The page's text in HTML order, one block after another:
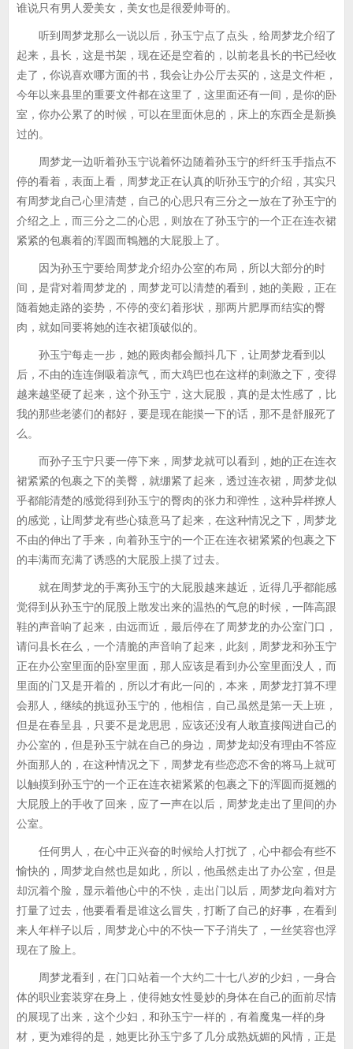
谁说只有男人爱美女，美女也是很爱帅哥的。
听到周梦龙那么一说以后，孙玉宁点了点头，给周梦龙介绍了
起来，县长，这是书架，现在还是空着的，以前老县长的书已经收
走了，你说喜欢哪方面的书，我会让办公厅去买的，这是文件柜，
今年以来县里的重要文件都在这里了，这里面还有一间，是你的卧
室，你办公累了的时候，可以在里面休息的，床上的东西全是新换
过的。
周梦龙一边听着孙玉宁说着怀边随着孙玉宁的纤纤玉手指点不
停的看着，表面上看，周梦龙正在认真的听孙玉宁的介绍，其实只
有周梦龙自己心里清楚，自己的心思只有三分之一放在了孙玉宁的
介绍之上，而三分之二的心思，则放在了孙玉宁的一个正在连衣裙
紧紧的包裹着的浑圆而鵯翘的大屁股上了。
因为孙玉宁要给周梦龙介绍办公室的布局，所以大部分的时
间，是背对着周梦龙的，周梦龙可以清楚的看到，她的美殿，正在
随着她走路的姿势，不停的变幻着形状，那两片肥厚而结实的臀
肉，就如同要将她的连衣裙顶破似的。
孙玉宁每走一步，她的殿肉都会颤抖几下，让周梦龙看到以
后，不由的连连倒吸着凉气，而大鸡巴也在这样的刺激之下，变得
越来越坚硬了起来，这个孙玉宁，这大屁股，真的是太性感了，比
我的那些老婆们的都好，要是现在能摸一下的话，那不是舒服死了
么。
而孙子玉宁只要一停下来，周梦龙就可以看到，她的正在连衣
裙紧紧的包裹之下的美臀，就绷紧了起来，透过连衣裙，周梦龙似
乎都能清楚的感觉得到孙玉宁的臀肉的张力和弹性，这种异样撩人
的感觉，让周梦龙有些心猿意马了起来，在这种情况之下，周梦龙
不由的伸出了手来，向着孙玉宁的一个正在连衣裙紧紧的包裹之下
的丰满而充满了诱惑的大屁股上摸了过去。
就在周梦龙的手离孙玉宁的大屁股越来越近，近得几乎都能感
觉得到从孙玉宁的屁股上散发出来的温热的气息的时候，一阵高跟
鞋的声音响了起来，由远而近，最后停在了周梦龙的办公室门口，
请问县长在么，一个清脆的声音响了起来，此刻，周梦龙和孙玉宁
正在办公室里面的卧室里面，那人应该是看到办公室里面没人，而
里面的门又是开着的，所以才有此一问的，本来，周梦龙打算不理
会那人，继续的挑逗孙玉宁的，他相信，自己虽然是第一天上班，
但是在春呈县，只要不是龙思思，应该还没有人敢直接闯进自己的
办公室的，但是孙玉宁就在自己的身边，周梦龙却没有理由不答应
外面那人的，在这种情况之下，周梦龙有些恋恋不舍的将马上就可
以触摸到孙玉宁的一个正在连衣裙紧紧的包裹之下的浑圆而挺翘的
大屁股上的手收了回来，应了一声在以后，周梦龙走出了里间的办
公室。
任何男人，在心中正兴奋的时候给人打扰了，心中都会有些不
愉快的，周梦龙自然也是如此，所以，他虽然走出了办公室，但是
却沉着个脸，显示着他心中的不快，走出门以后，周梦龙向着对方
打量了过去，他要看看是谁这么冒失，打断了自己的好事，在看到
来人年样子以后，周梦龙心中的不快一下子消失了，一丝笑容也浮
现在了脸上。
周梦龙看到，在门口站着一个大约二十七八岁的少妇，一身合
体的职业套装穿在身上，使得她女性曼妙的身体在自己的面前尽情
的展现了出来，这个少妇，和孙玉宁一样的，有着魔鬼一样的身
材，更为难得的是，她更比孙玉宁多了几分成熟妩媚的风情，正是